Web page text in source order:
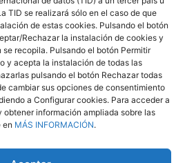
TID se realizará sólo en el caso de que
de estas cookies. Pulsando el botón
Rechazar la instalación de cookies y
recopila. Pulsando el botón Permitir
y acepta la instalación de todas las
pulsando el botón Rechazar todas
cambiar sus opciones de consentimiento
a Configurar cookies. Para acceder a
información ampliada sobre las
en MÁS INFORMACIÓN.
privado
Twitter Instagram